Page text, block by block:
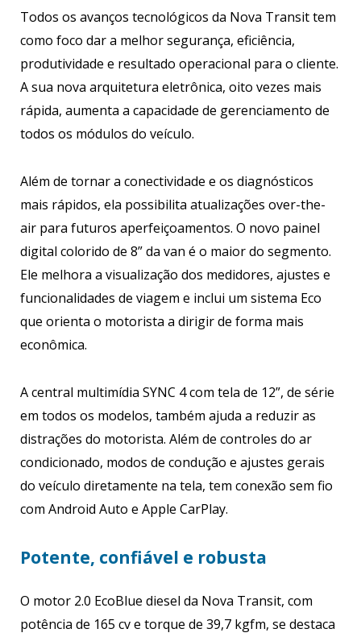
Todos os avanços tecnológicos da Nova Transit tem
como foco dar a melhor segurança, eficiência,
produtividade e resultado operacional para o cliente.
A sua nova arquitetura eletrônica, oito vezes mais
rápida, aumenta a capacidade de gerenciamento de
todos os módulos do veículo.
Além de tornar a conectividade e os diagnósticos
mais rápidos, ela possibilita atualizações over-the-
air para futuros aperfeiçoamentos. O novo painel
digital colorido de 8” da van é o maior do segmento.
Ele melhora a visualização dos medidores, ajustes e
funcionalidades de viagem e inclui um sistema Eco
que orienta o motorista a dirigir de forma mais
econômica.
A central multimídia SYNC 4 com tela de 12”, de série
em todos os modelos, também ajuda a reduzir as
distrações do motorista. Além de controles do ar
condicionado, modos de condução e ajustes gerais
do veículo diretamente na tela, tem conexão sem fio
com Android Auto e Apple CarPlay.
Potente, confiável e robusta
O motor 2.0 EcoBlue diesel da Nova Transit, com
potência de 165 cv e torque de 39,7 kgfm, se destaca